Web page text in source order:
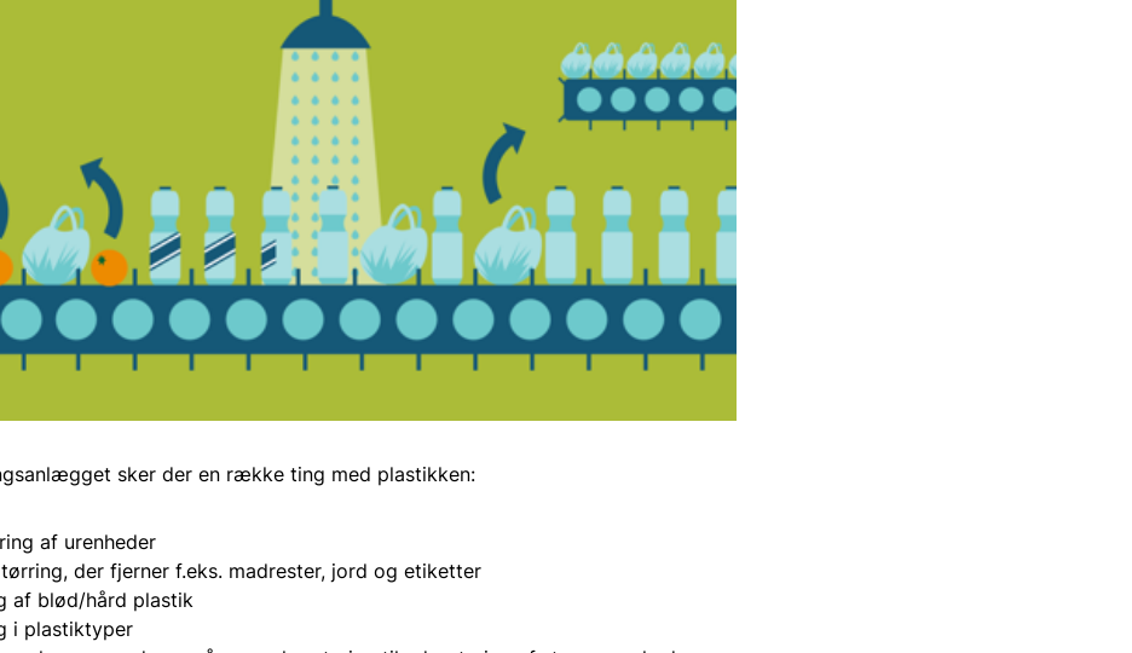
sker der en række ting med plastikken:
af urenheder
der fjerner f.eks. madrester, jord og etiketter
af blød/hård plastik
i plastiktyper